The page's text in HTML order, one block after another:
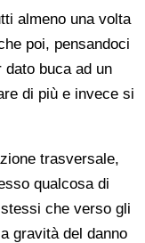
almeno una volta
poi, pensandoci
buca ad un
di più e invece si
trasversale,
qualcosa di
che verso gli
gravità del danno